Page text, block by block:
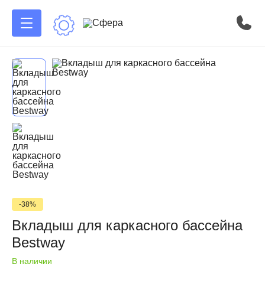
-38%
Вкладыш для каркасного бассейна
Bestway
В наличии